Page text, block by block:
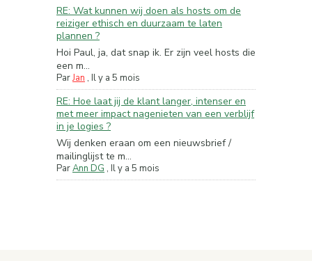
RE: Wat kunnen wij doen als hosts om de
reiziger ethisch en duurzaam te laten
plannen ?
Hoi Paul, ja, dat snap ik. Er zijn veel hosts die
een m...
ParJan , Il y a 5 mois
RE: Hoe laat jij de klant langer, intenser en
met meer impact nagenieten van een verblijf
in je logies ?
Wij denken eraan om een nieuwsbrief /
mailinglijst te m...
ParAnn DG , Il y a 5 mois